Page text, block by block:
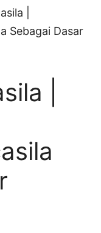
|
Sebagai Dasar
|